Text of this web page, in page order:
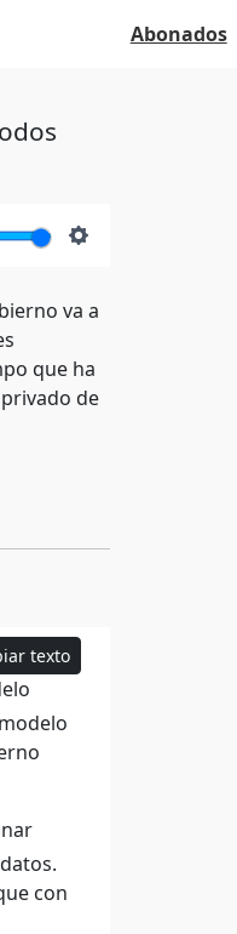
Abonados
va a
que ha
de
texto
con